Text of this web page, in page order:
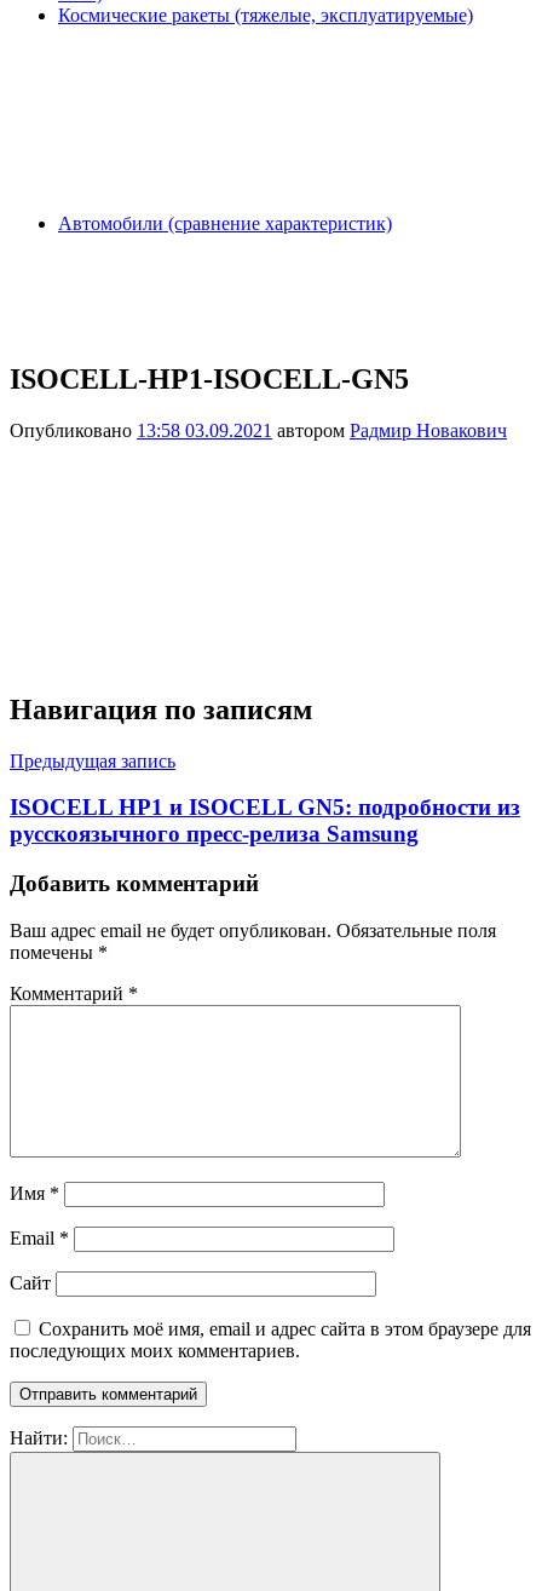
Космические ракеты (тяжелые, эксплуатируемые)
Автомобили (сравнение характеристик)
ISOCELL-HP1-ISOCELL-GN5
Опубликовано 13:58 03.09.2021 автором Радмир Новакович
Навигация по записям
Предыдущая запись
ISOCELL HP1 и ISOCELL GN5: подробности из
русскоязычного пресс-релиза Samsung
Добавить комментарий
Ваш адрес email не будет опубликован. Обязательные поля
помечены *
Комментарий *
Имя *
Email *
Сайт
Сохранить моё имя, email и адрес сайта в этом браузере для
последующих моих комментариев.
Найти: